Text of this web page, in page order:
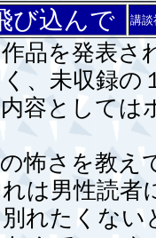
び込んで 講談
品を発表さ
、未収録
容としては
怖さを教え
は男性読
れたくな